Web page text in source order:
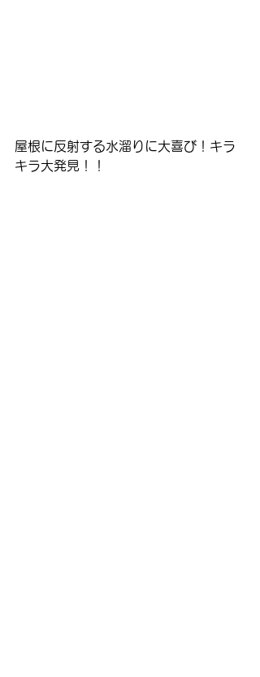
屋根に反射する水溜りに大喜び！キラ
キラ大発見！！